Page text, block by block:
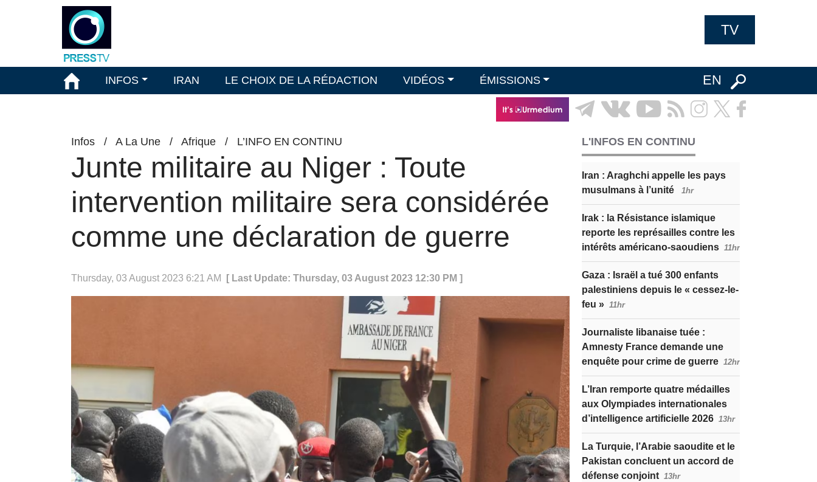
TV
INFOS IRAN LE CHOIX DE LA RÉDACTION VIDÉOS ÉMISSIONS EN
Infos / A La Une / Afrique / L’INFO EN CONTINU
Junte militaire au Niger : Toute
intervention militaire sera considérée
comme une déclaration de guerre
Thursday, 03 August 2023 6:21 AM [ Last Update: Thursday, 03 August 2023 12:30 PM ]
L'INFOS EN CONTINU
Iran : Araghchi appelle les pays
musulmans à l’unité
1hr
Irak : la Résistance islamique
reporte les représailles contre les
intérêts américano-saoudiens 11hr
Gaza : Israël a tué 300 enfants
palestiniens depuis le « cessez-le-
feu » 11hr
Journaliste libanaise tuée :
Amnesty France demande une
enquête pour crime de guerre 12hr
L’Iran remporte quatre médailles
aux Olympiades internationales
d’intelligence artificielle 2026 13hr
La Turquie, l’Arabie saoudite et le
Pakistan concluent un accord de
défense conjoint 13hr